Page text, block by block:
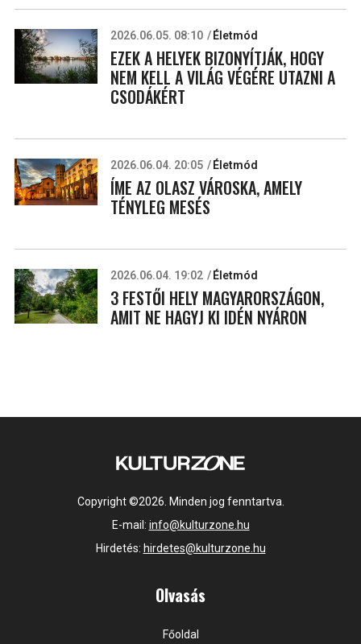
2026.06.05. 08:10 Életmód
EZEK A HELYEK BIZONYÍTJÁK, HOGY
NEM KELL A VILÁG VÉGÉRE UTAZNI A
CSODÁKÉRT
2026.06.04. 20:05 Életmód
ÍME AZ OLASZ VÁROSKA, AMELY
TÉNYLEG MESÉS
2026.06.04. 19:02 Életmód
3 FESTŐI HELY MAGYARORSZÁGON,
AMIT NE HAGYJ KI IDÉN NYÁRON
Copyright ©2026. Minden jog fenntartva.
E-mail: info@kulturzone.hu
Hirdetés: hirdetes@kulturzone.hu
Olvasás
Főoldal